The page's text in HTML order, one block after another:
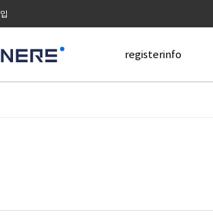
registerinfo